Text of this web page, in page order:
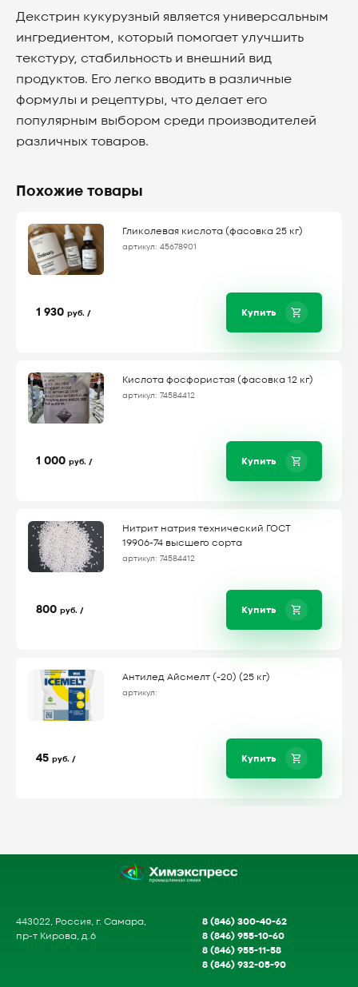
Декстрин кукурузный является универсальным
ингредиентом, который помогает улучшить
текстуру, стабильность и внешний вид
продуктов. Его легко вводить в различные
формулы и рецептуры, что делает его
популярным выбором среди производителей
различных товаров.
Похожие товары
Гликолевая кислота (фасовка 25 кг)
артикул: 45678901
1 930 руб. / Купить
Кислота фосфористая (фасовка 12 кг)
артикул: 74584412
1 000 руб. / Купить
Нитрит натрия технический ГОСТ
19906-74 высшего сорта
артикул: 74584412
800 руб. / Купить
Антилед Айсмелт (-20) (25 кг)
артикул:
45 руб. / Купить
443022, Россия, г. Самара,
пр-т Кирова, д.6
8 (846) 300-40-62
8 (846) 955-10-60
8 (846) 955-11-58
8 (846) 932-05-90